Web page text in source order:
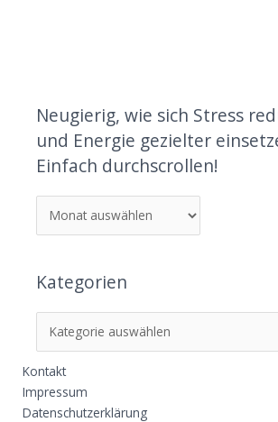
Neugierig, wie sich Stress
und Energie gezielter
Einfach durchscrollen!
Kategorien
Kontakt
Impressum
Datenschutzerklärung